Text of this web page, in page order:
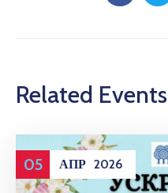
Related Events
05 АПР 2026